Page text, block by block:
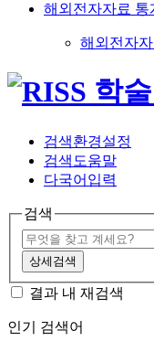
해외전자자료 통
해외전자자
검색환경설정
검색도움말
다국어입력
검색
상세검색
결과 내 재검색
인기 검색어